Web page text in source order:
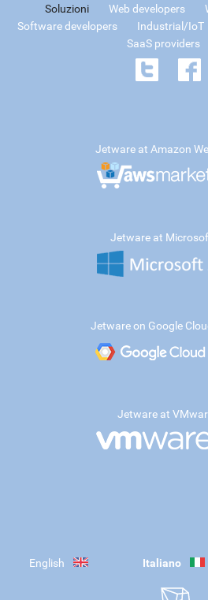
Soluzioni Web developers
Software developers
Industrial/IoT
SaaS providers
Jetware at Amazon
Jetware at
Jetware on Google
Jetware at
English Italiano